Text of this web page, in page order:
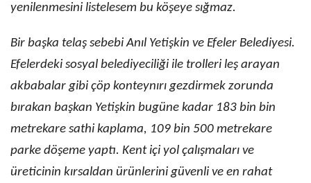
yenilenmesini listelesem bu köşeye sığmaz.
Bir başka telaş sebebi Anıl Yetişkin ve Efeler Belediyesi.
Efelerdeki sosyal belediyeciliği ile trolleri leş arayan
akbabalar gibi çöp konteynırı gezdirmek zorunda
bırakan başkan Yetişkin bugüne kadar 183 bin bin
metrekare sathi kaplama, 109 bin 500 metrekare
parke döşeme yaptı. Kent içi yol çalışmaları ve
üreticinin kırsaldan ürünlerini güvenli ve en rahat